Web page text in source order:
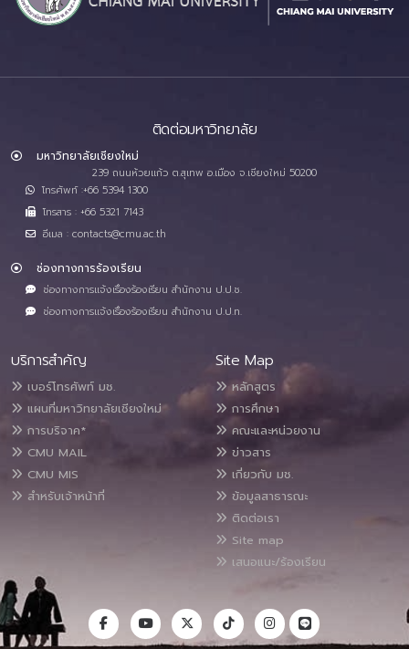
ติดต่อมหาวิทยาลัย
มหาวิทยาลัยเชียงใหม่
239 ถนนห้วยแก้ว ต.สุเทพ อ.เมือง จ.เชียงใหม่ 50200
โทรศัพท์ :+66 5394 1300
โทรสาร : +66 5321 7143
อีเมล : contacts@cmu.ac.th
ช่องทางการร้องเรียน
ช่องทางการแจ้งเรื่องร้องเรียน สำนักงาน ป.ป.ช.
ช่องทางการแจ้งเรื่องร้องเรียน สำนักงาน ป.ป.ท.
บริการสำคัญ
เบอร์โทรศัพท์ มช.
แผนที่มหาวิทยาลัยเชียงใหม่
การบริจาค*
CMU MAIL
CMU MIS
สำหรับเจ้าหน้าที่
Site Map
หลักสูตร
การศึกษา
คณะและหน่วยงาน
ข่าวสาร
เกี่ยวกับ มช.
ข้อมูลสาธารณะ
ติดต่อเรา
Site map
เสนอแนะ/ร้องเรียน